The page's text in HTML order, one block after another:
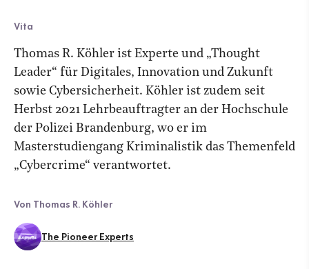
Vita
Thomas R. Köhler ist Experte und „Thought
Leader“ für Digitales, Innovation und Zukunft
sowie Cybersicherheit. Köhler ist zudem seit
Herbst 2021 Lehrbeauftragter an der Hochschule
der Polizei Brandenburg, wo er im
Masterstudiengang Kriminalistik das Themenfeld
„Cybercrime“ verantwortet.
Von Thomas R. Köhler
The Pioneer Experts